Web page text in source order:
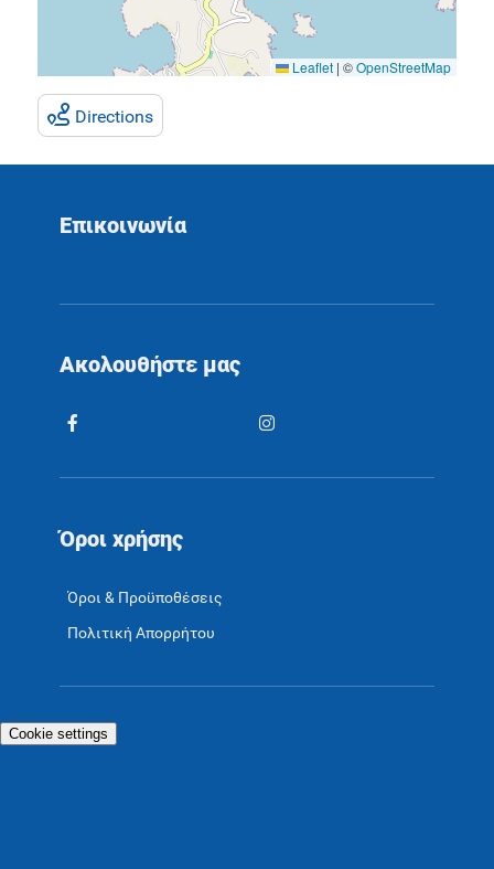
Leaflet | ©OpenStreetMap
Directions
Επικοινωνία
Ακολουθήστε μας
Όροι χρήσης
Όροι & Προϋποθέσεις
Πολιτική Απορρήτου
Cookie settings